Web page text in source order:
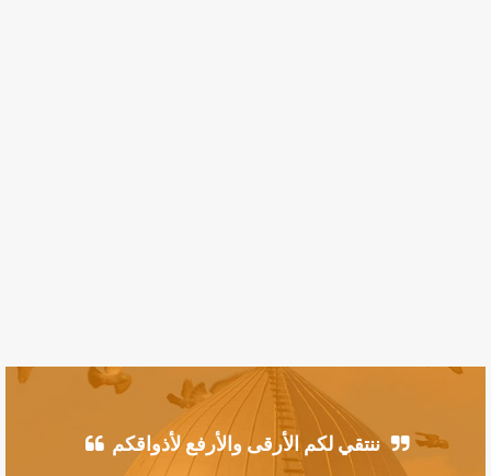
ننتقي لكم الأرقى والأرفع لأذواقكم